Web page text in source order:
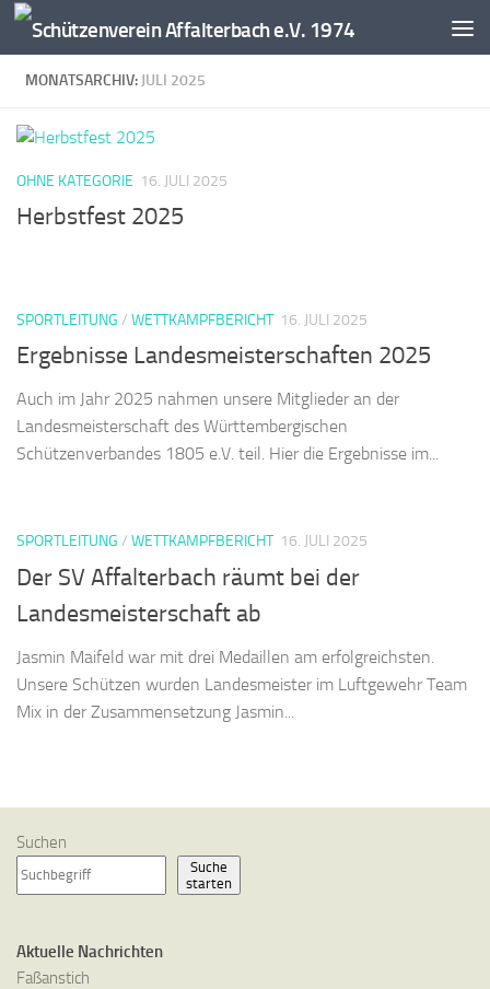
Zum Inhalt springen
MONATSARCHIV: JULI 2025
OHNE KATEGORIE 16. JULI 2025
Herbstfest 2025
SPORTLEITUNG / WETTKAMPFBERICHT 16. JULI 2025
Ergebnisse Landesmeisterschaften 2025
Auch im Jahr 2025 nahmen unsere Mitglieder an der
Landesmeisterschaft des Württembergischen
Schützenverbandes 1805 e.V. teil. Hier die Ergebnisse im...
SPORTLEITUNG / WETTKAMPFBERICHT 16. JULI 2025
Der SV Affalterbach räumt bei der
Landesmeisterschaft ab
Jasmin Maifeld war mit drei Medaillen am erfolgreichsten.
Unsere Schützen wurden Landesmeister im Luftgewehr Team
Mix in der Zusammensetzung Jasmin...
Suchen
Suche
starten
Aktuelle Nachrichten
Faßanstich